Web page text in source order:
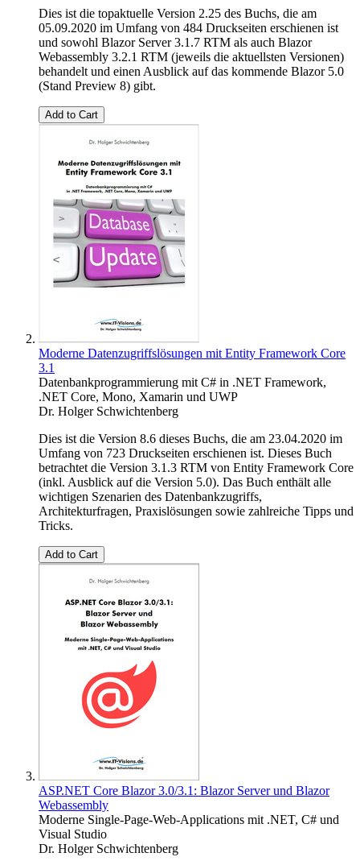
Dies ist die topaktuelle Version 2.25 des Buchs, die am
05.09.2020 im Umfang von 484 Druckseiten erschienen ist
und sowohl Blazor Server 3.1.7 RTM als auch Blazor
Webassembly 3.2.1 RTM (jeweils die aktuellsten Versionen)
behandelt und einen Ausblick auf das kommende Blazor 5.0
(Stand Preview 8) gibt.
Add to Cart
Moderne Datenzugriffslösungen mit Entity Framework Core
3.1
Datenbankprogrammierung mit C# in .NET Framework,
.NET Core, Mono, Xamarin und UWP
Dr. Holger Schwichtenberg
Dies ist die Version 8.6 dieses Buchs, die am 23.04.2020 im
Umfang von 723 Druckseiten erschienen ist. Dieses Buch
betrachtet die Version 3.1.3 RTM von Entity Framework Core
(inkl. Ausblick auf die Version 5.0). Das Buch enthält alle
wichtigen Szenarien des Datenbankzugriffs,
Architekturfragen, Praxislösungen sowie zahlreiche Tipps und
Tricks.
Add to Cart
ASP.NET Core Blazor 3.0/3.1: Blazor Server und Blazor
Webassembly
Moderne Single-Page-Web-Applications mit .NET, C# und
Visual Studio
Dr. Holger Schwichtenberg